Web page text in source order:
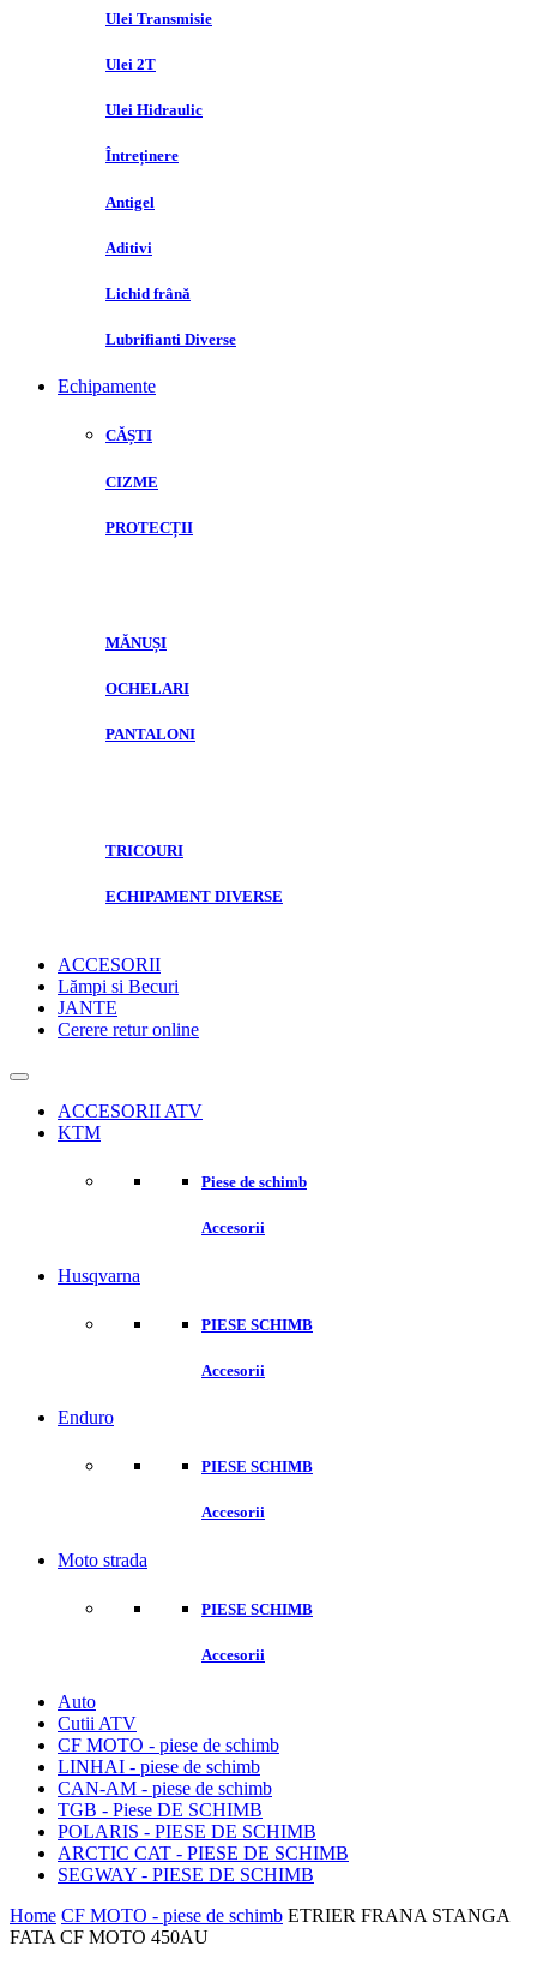
Ulei Transmisie
Ulei 2T
Ulei Hidraulic
Întreținere
Antigel
Aditivi
Lichid frână
Lubrifianti Diverse
Echipamente
CĂȘTI
CIZME
PROTECȚII
MĂNUȘI
OCHELARI
PANTALONI
TRICOURI
ECHIPAMENT DIVERSE
ACCESORII
Lămpi si Becuri
JANTE
Cerere retur online
ACCESORII ATV
KTM
Piese de schimb
Accesorii
Husqvarna
PIESE SCHIMB
Accesorii
Enduro
PIESE SCHIMB
Accesorii
Moto strada
PIESE SCHIMB
Accesorii
Auto
Cutii ATV
CF MOTO - piese de schimb
LINHAI - piese de schimb
CAN-AM - piese de schimb
TGB - Piese DE SCHIMB
POLARIS - PIESE DE SCHIMB
ARCTIC CAT - PIESE DE SCHIMB
SEGWAY - PIESE DE SCHIMB
Home CF MOTO - piese de schimb ETRIER FRANA STANGA
FATA CF MOTO 450AU